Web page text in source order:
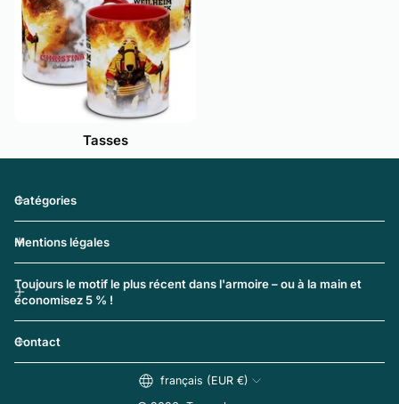
Tasses
Catégories
Mentions légales
Toujours le motif le plus récent dans l'armoire – ou à la main et
économisez 5 % !
Contact
français (EUR €)